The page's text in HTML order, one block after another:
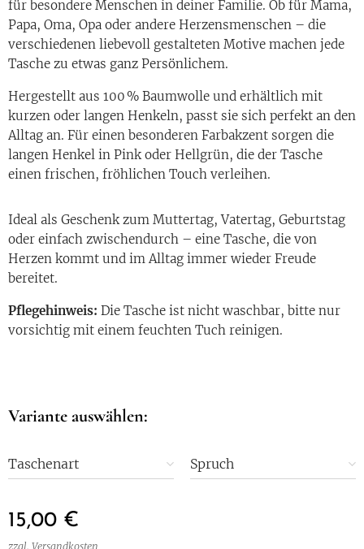
für besondere Menschen in deiner Familie. Ob für Mama,
Papa, Oma, Opa oder andere Herzensmenschen – die
verschiedenen liebevoll gestalteten Motive machen jede
Tasche zu etwas ganz Persönlichem.
Hergestellt aus 100 % Baumwolle und erhältlich mit
kurzen oder langen Henkeln, passt sie sich perfekt an den
Alltag an. Für einen besonderen Farbakzent sorgen die
langen Henkel in Pink oder Hellgrün, die der Tasche
einen frischen, fröhlichen Touch verleihen.
Ideal als Geschenk zum Muttertag, Vatertag, Geburtstag
oder einfach zwischendurch – eine Tasche, die von
Herzen kommt und im Alltag immer wieder Freude
bereitet.
Pflegehinweis: Die Tasche ist nicht waschbar, bitte nur
vorsichtig mit einem feuchten Tuch reinigen.
Variante auswählen:
Taschenart Spruch
15,00 €
zzgl. Versandkosten